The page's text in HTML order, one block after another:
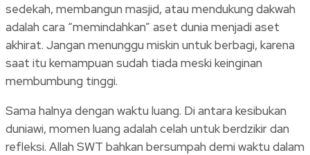
sedekah, membangun masjid, atau mendukung dakwah
adalah cara “memindahkan” aset dunia menjadi aset
akhirat. Jangan menunggu miskin untuk berbagi, karena
saat itu kemampuan sudah tiada meski keinginan
membumbung tinggi.
Sama halnya dengan waktu luang. Di antara kesibukan
duniawi, momen luang adalah celah untuk berdzikir dan
refleksi. Allah SWT bahkan bersumpah demi waktu dalam